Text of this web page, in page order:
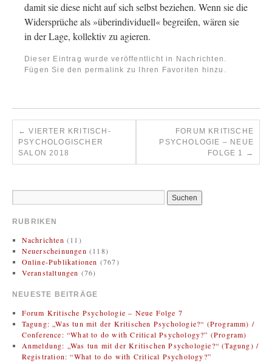
damit sie diese nicht auf sich selbst beziehen. Wenn sie die
Widersprüche als »überindividuell« begreifen, wären sie
in der Lage, kollektiv zu agieren.
Dieser Eintrag wurde veröffentlicht in Nachrichten .
Fügen Sie den permalink zu Ihren Favoriten hinzu.
← VIERTER KRITISCH-
PSYCHOLOGISCHER
SALON 2018
FORUM KRITISCHE
PSYCHOLOGIE – NEUE
FOLGE 1
→
RUBRIKEN
Nachrichten (11)
Neuerscheinungen (118)
Online-Publikationen (767)
Veranstaltungen (76)
NEUESTE BEITRÄGE
Forum Kritische Psychologie – Neue Folge 7
Tagung: „Was tun mit der Kritischen Psychologie?“ (Programm) /
Conference: “What to do with Critical Psychology?” (Program)
Anmeldung: „Was tun mit der Kritischen Psychologie?“ (Tagung) /
Registration: “What to do with Critical Psychology?”